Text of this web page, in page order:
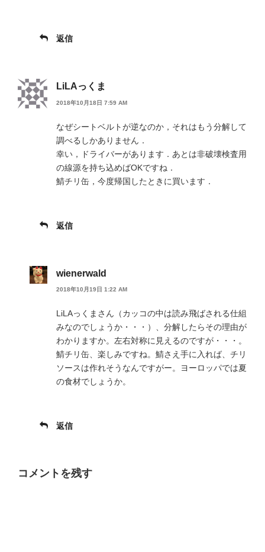
返信
LiLAっくま
2018年10月18日 7:59 AM
なぜシートベルトが逆なのか，それはもう分解して
調べるしかありません．
幸い，ドライバーがあります．あとは非破壊検査用
の線源を持ち込めばOKですね．
鯖チリ缶，今度帰国したときに買います．
返信
wienerwald
2018年10月19日 1:22 AM
LiLAっくまさん（カッコの中は読み飛ばされる仕組
みなのでしょうか・・・）、分解したらその理由が
わかりますか。左右対称に見えるのですが・・・。
鯖チリ缶、楽しみですね。鯖さえ手に入れば、チリ
ソースは作れそうなんですがー。ヨーロッパでは夏
の食材でしょうか。
返信
コメントを残す